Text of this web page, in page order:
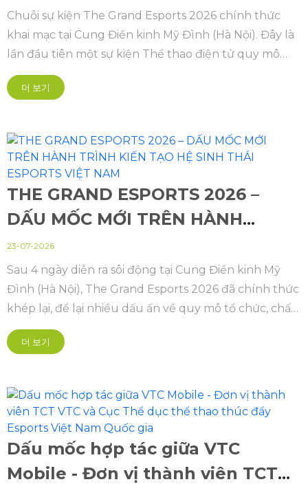
Việt Nam phát triển, chuyên
nghiệp và bền vững
Chuỗi sự kiện The Grand Esports 2026 chính thức
khai mạc tại Cung Điền kinh Mỹ Đình (Hà Nội). Đây là
lần đầu tiên một sự kiện Thể thao điện tử quy mô
quốc gia và khu vực cũng như châu lục, được tổ
chức bài bản hoành tráng mở ra kỷ nguyên mới theo
더 보기
THE GRAND ESPORTS 2026 –
DẤU MỐC MỚI TRÊN HÀNH
TRÌNH KIẾN TẠO HỆ SINH THÁI
ESPORTS VIỆT NAM
23-07-2026
Sau 4 ngày diễn ra sôi động tại Cung Điền kinh Mỹ
Đình (Hà Nội), The Grand Esports 2026 đã chính thức
khép lại, để lại nhiều dấu ấn về quy mô tổ chức, chất
lượng chuyên môn và sức lan tỏa đối với cộng đồng
Thể thao điện tử Việt Nam.
더 보기
Dấu mốc hợp tác giữa VTC
Mobile - Đơn vị thành viên TCT